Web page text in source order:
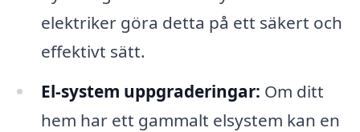
elektriker göra detta på ett säkert och
effektivt sätt.
El-system uppgraderingar: Om ditt
hem har ett gammalt elsystem kan en